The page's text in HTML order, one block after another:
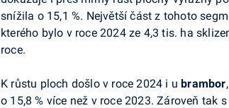
snížila o 15,1 %. Největší část z tohoto
kterého bylo v roce 2024 ze 4,3 tis. ha
roce.
K růstu ploch došlo v roce 2024 i ubrambor
o 15,8 % více než v roce 2023. Zároveň tak